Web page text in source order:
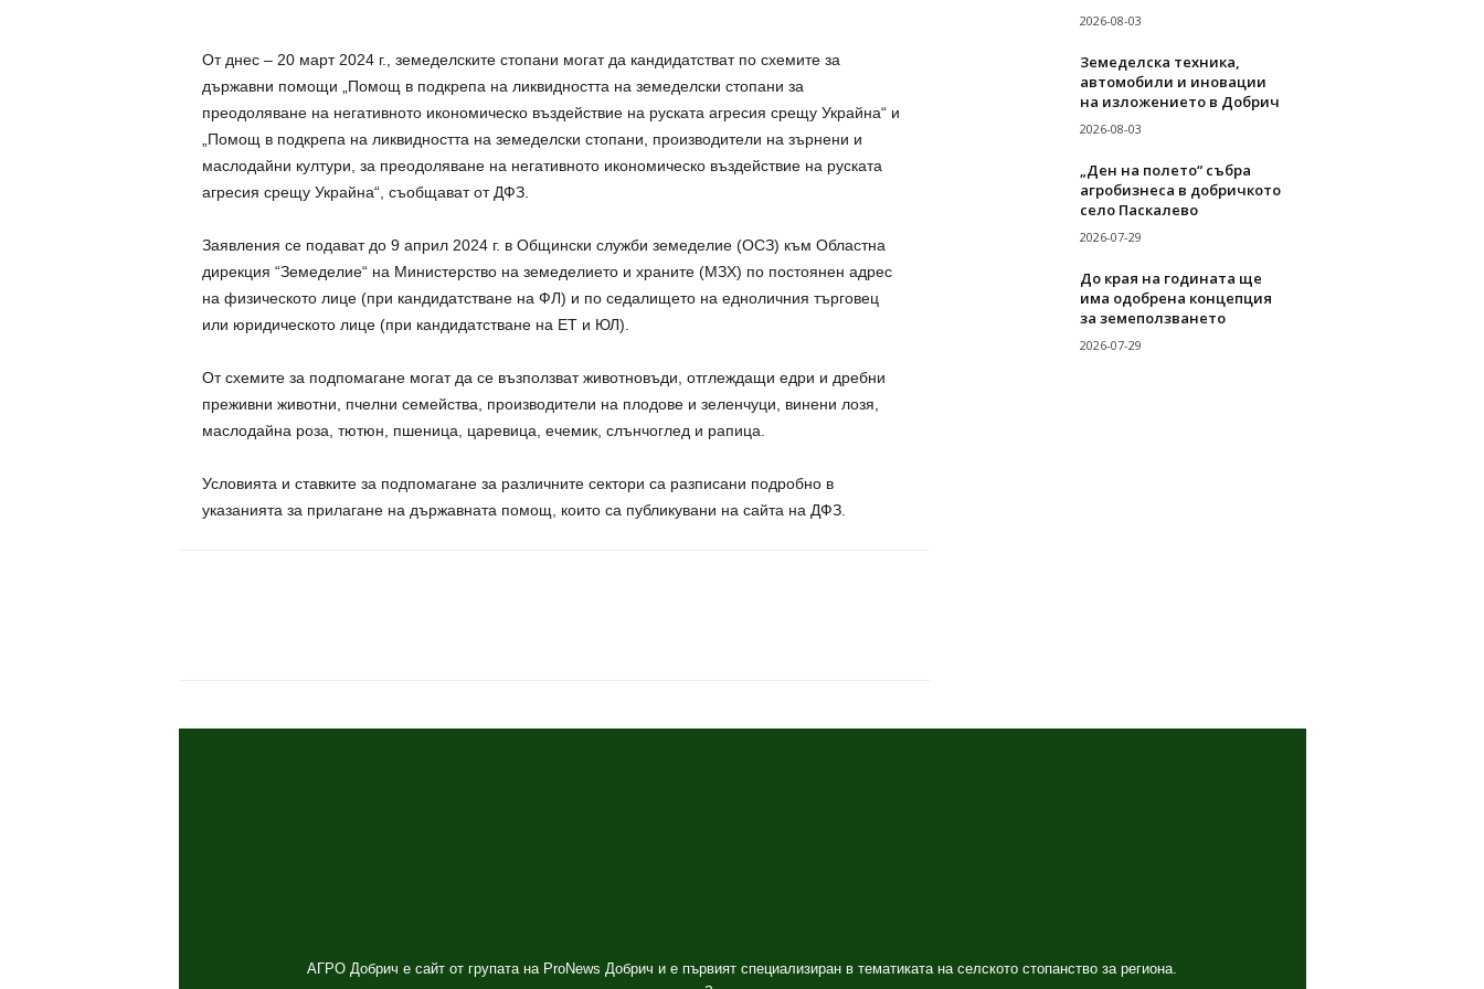
От днес – 20 март 2024 г., земеделските стопани могат да кандидатстват по схемите за
държавни помощи „Помощ в подкрепа на ликвидността на земеделски стопани за
преодоляване на негативното икономическо въздействие на руската агресия срещу Украйна“ и
„Помощ в подкрепа на ликвидността на земеделски стопани, производители на зърнени и
маслодайни култури, за преодоляване на негативното икономическо въздействие на руската
агресия срещу Украйна“, съобщават от ДФЗ.
Заявления се подават до 9 април 2024 г. в Общински служби земеделие (ОСЗ) към Областна
дирекция “Земеделие“ на Министерство на земеделието и храните (МЗХ) по постоянен адрес
на физическото лице (при кандидатстване на ФЛ) и по седалището на едноличния търговец
или юридическото лице (при кандидатстване на ЕТ и ЮЛ).
От схемите за подпомагане могат да се възползват животновъди, отглеждащи едри и дребни
преживни животни, пчелни семейства, производители на плодове и зеленчуци, винени лозя,
маслодайна роза, тютюн, пшеница, царевица, ечемик, слънчоглед и рапица.
Условията и ставките за подпомагане за различните сектори са разписани подробно в
указанията за прилагане на държавната помощ, които са публикувани на сайта на ДФЗ.
2026-08-03
Земеделска техника,
автомобили и иновации
на изложението в Добрич
2026-08-03
„Ден на полето“ събра
агробизнеса в добричкото
село Паскалево
2026-07-29
До края на годината ще
има одобрена концепция
за земеползването
2026-07-29
АГРО Добрич е сайт от групата на ProNews Добрич и е първият специализиран в тематиката на селското стопанство за региона.